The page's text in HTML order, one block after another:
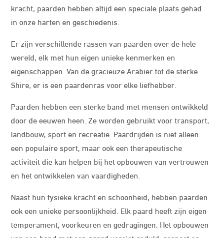
kracht, paarden hebben altijd een speciale plaats gehad
in onze harten en geschiedenis.
Er zijn verschillende rassen van paarden over de hele
wereld, elk met hun eigen unieke kenmerken en
eigenschappen. Van de gracieuze Arabier tot de sterke
Shire, er is een paardenras voor elke liefhebber.
Paarden hebben een sterke band met mensen ontwikkeld
door de eeuwen heen. Ze worden gebruikt voor transport,
landbouw, sport en recreatie. Paardrijden is niet alleen
een populaire sport, maar ook een therapeutische
activiteit die kan helpen bij het opbouwen van vertrouwen
en het ontwikkelen van vaardigheden.
Naast hun fysieke kracht en schoonheid, hebben paarden
ook een unieke persoonlijkheid. Elk paard heeft zijn eigen
temperament, voorkeuren en gedragingen. Het opbouwen